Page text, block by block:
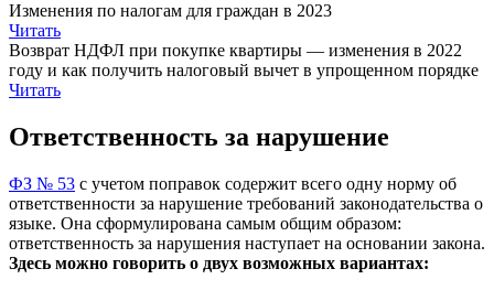
Изменения по налогам для граждан в 2023
Читать
Возврат НДФЛ при покупке квартиры — изменения в 2022
году и как получить налоговый вычет в упрощенном порядке
Читать
Ответственность за нарушение
ФЗ № 53 с учетом поправок содержит всего одну норму об
ответственности за нарушение требований законодательства о
языке. Она сформулирована самым общим образом:
ответственность за нарушения наступает на основании закона.
Здесь можно говорить о двух возможных вариантах: